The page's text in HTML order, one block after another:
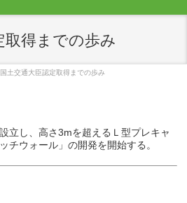
取得までの歩み
国土交通大臣認定取得までの歩み
立し、高さ3mを超えるＬ型プレキャ
チウォール」の開発を開始する。